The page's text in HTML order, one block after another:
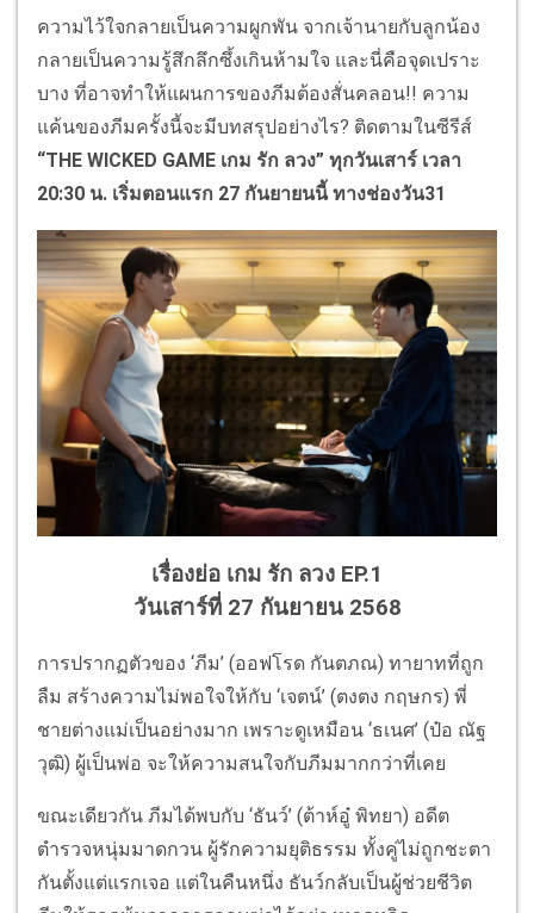
ความไว้ใจกลายเป็นความผูกพัน จากเจ้านายกับลูกน้อง
กลายเป็นความรู้สึกลึกซึ้งเกินห้ามใจ และนี่คือจุดเปราะ
บาง ที่อาจทำให้แผนการของภีมต้องสั่นคลอน!! ความ
แค้นของภีมครั้งนี้จะมีบทสรุปอย่างไร? ติดตามในซีรีส์
“THE WICKED GAME เกม รัก ลวง” ทุกวันเสาร์ เวลา
20:30 น. เริ่มตอนแรก 27 กันยายนนี้ ทางช่องวัน31
เรื่องย่อ เกม รัก ลวง EP.1
วันเสาร์ที่ 27 กันยายน 2568
การปรากฏตัวของ ‘ภีม’ (ออฟโรด กันตภณ) ทายาทที่ถูก
ลืม สร้างความไม่พอใจให้กับ ‘เจตน์’ (ตงตง กฤษกร) พี่
ชายต่างแม่เป็นอย่างมาก เพราะดูเหมือน ‘ธเนศ’ (ป๋อ ณัฐ
วุฒิ) ผู้เป็นพ่อ จะให้ความสนใจกับภีมมากกว่าที่เคย
ขณะเดียวกัน ภีมได้พบกับ ‘ธันว์’ (ต้าห์อู๋ พิทยา) อดีต
ตำรวจหนุ่มมาดกวน ผู้รักความยุติธรรม ทั้งคู่ไม่ถูกชะตา
กันตั้งแต่แรกเจอ แต่ในคืนหนึ่ง ธันว์กลับเป็นผู้ช่วยชีวิต